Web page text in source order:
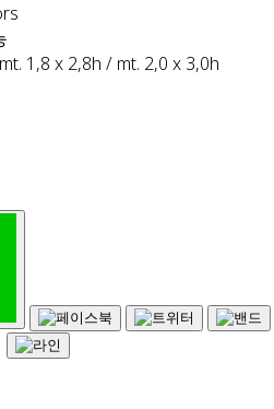
1,8 x 2,8h / mt. 2,0 x 3,0h